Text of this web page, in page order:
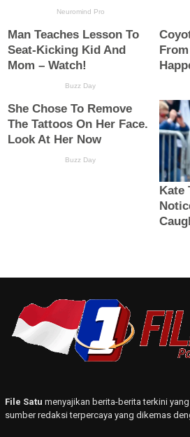
File Satu menyajikan berita-berita terkini
sumber redaksi terpercaya yang dikemas